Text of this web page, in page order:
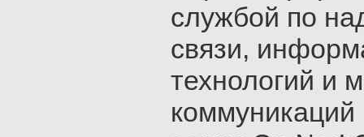
службой по
связи,
технологий и